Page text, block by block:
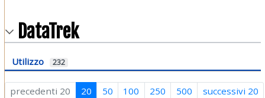
DataTrek
Utilizzo 232
precedenti 20 20 50 100 250 500
successivi 20